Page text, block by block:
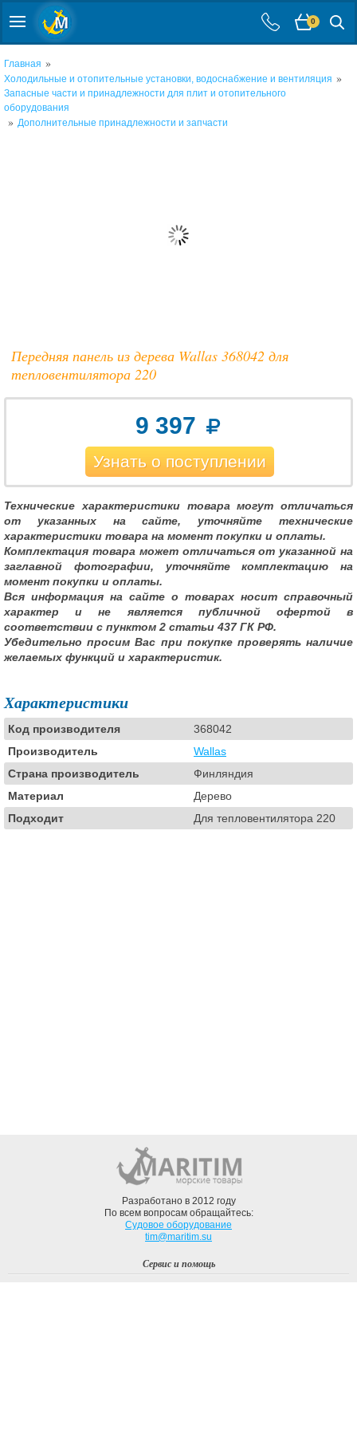
0
Главная »
Холодильные и отопительные установки, водоснабжение и вентиляция »
Запасные части и принадлежности для плит и отопительного
оборудования
» Дополнительные принадлежности и запчасти
Передняя панель из дерева Wallas 368042 для
тепловентилятора 220
9 397
Узнать о поступлении
Технические характеристики товара могут отличаться
от указанных на сайте, уточняйте технические
характеристики товара на момент покупки и оплаты.
Комплектация товара может отличаться от указанной на
заглавной фотографии, уточняйте комплектацию на
момент покупки и оплаты.
Вся информация на сайте о товарах носит справочный
характер и не является публичной офертой в
соответствии с пунктом 2 статьи 437 ГК РФ.
Убедительно просим Вас при покупке проверять наличие
желаемых функций и характеристик.
Характеристики
Код производителя
368042
Производитель
Wallas
Страна производитель
Финляндия
Материал
Дерево
Подходит
Для тепловентилятора 220
Разработано в 2012 году
По всем вопросам обращайтесь:
Судовое оборудование
tim@maritim.su
Сервис и помощь